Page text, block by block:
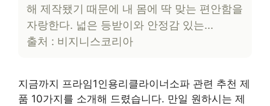
해 제작됐기 때문에 내 몸에 딱 맞는 편안함을
자랑한다. 넓은 등받이와 안정감 있는…
출처 : 비지니스코리아
지금까지 프라임1인용리클라이너소파 관련 추천 제
품 10가지를 소개해 드렸습니다. 만일 원하시는 제